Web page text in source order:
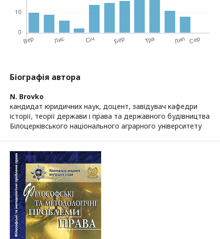
Біографія автора
N. Brovko
кандидат юридичних наук, доцент, завідувач кафедри
історії, теорії держави і права та державного будівництва
Білоцерківського національного аграрного університету